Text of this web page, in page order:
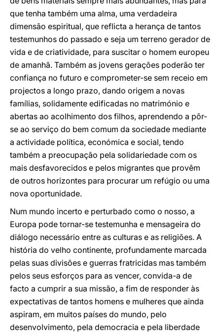
que tenha também uma alma, uma verdadeira
dimensão espiritual, que reflicta a herança de tantos
testemunhos do passado e seja um terreno gerador de
vida e de criatividade, para suscitar o homem europeu
de amanhã. Também as jovens gerações poderão ter
confiança no futuro e comprometer-se sem receio em
projectos a longo prazo, dando origem a novas
famílias, solidamente edificadas no matrimónio e
abertas ao acolhimento dos filhos, aprendendo a pôr-
se ao serviço do bem comum da sociedade mediante
a actividade política, económica e social, tendo
também a preocupação pela solidariedade com os
mais desfavorecidos e pelos migrantes que provêm
de outros horizontes para procurar um refúgio ou uma
nova oportunidade.
Num mundo incerto e perturbado como o nosso, a
Europa pode tornar-se testemunha e mensageira do
diálogo necessário entre as culturas e as religiões. A
história do velho continente, profundamente marcada
pelas suas divisões e guerras fratricidas mas também
pelos seus esforços para as vencer, convida-a de
facto a cumprir a sua missão, a fim de responder às
expectativas de tantos homens e mulheres que ainda
aspiram, em muitos países do mundo, pelo
desenvolvimento, pela democracia e pela liberdade